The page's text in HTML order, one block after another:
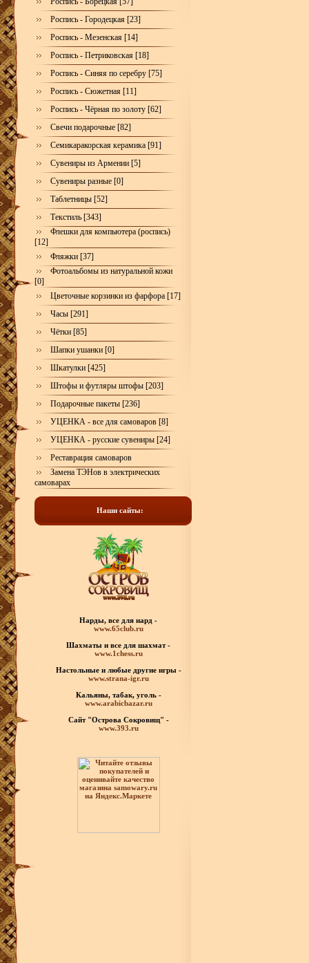
Роспись - Городецкая [23]
Роспись - Мезенская [14]
Роспись - Петриковская [18]
Роспись - Синяя по серебру [75]
Роспись - Сюжетная [11]
Роспись - Чёрная по золоту [62]
Свечи подарочные [82]
Семикаракорская керамика [91]
Сувениры из Армении [5]
Сувениры разные [0]
Таблетницы [52]
Текстиль [343]
Флешки для компьютера (роспись)
[12]
Фляжки [37]
Фотоальбомы из натуральной кожи
[0]
Цветочные корзинки из фарфора [17]
Часы [291]
Чётки [85]
Шапки ушанки [0]
Шкатулки [425]
Штофы и футляры штофы [203]
Подарочные пакеты [236]
УЦЕНКА - все для самоваров [8]
УЦЕНКА - русские сувениры [24]
Реставрация самоваров
Замена ТЭНов в электрических
самоварах
Наши сайты:
Нарды, все для нард -
www.65club.ru
Шахматы и все для шахмат -
www.1chess.ru
Настольные и любые другие игры -
www.strana-igr.ru
Кальяны, табак, уголь -
www.arabicbazar.ru
Сайт "Острова Сокровищ" -
www.393.ru